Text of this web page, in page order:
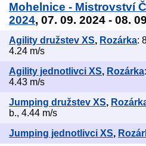
Mohelnice - Mistrovství
2024, 07. 09. 2024 - 08.
Agility družstev XS, Rozárka:
4.24 m/s
Agility jednotlivci XS, Rozárka
4.43 m/s
Jumping družstev XS,
b., 4.44 m/s
Jumping jednotlivci XS,